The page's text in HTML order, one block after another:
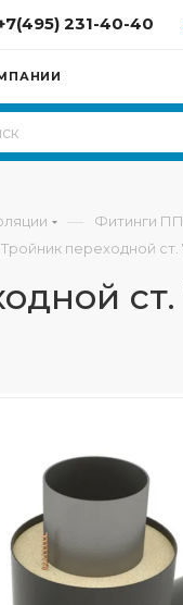
231-40-40
— Фитинги
Тройник переходной